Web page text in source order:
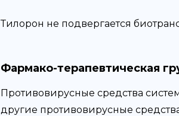
Тилорон не подвергается
Фармако-терапевтическая
Противовирусные средства
другие противовирусные